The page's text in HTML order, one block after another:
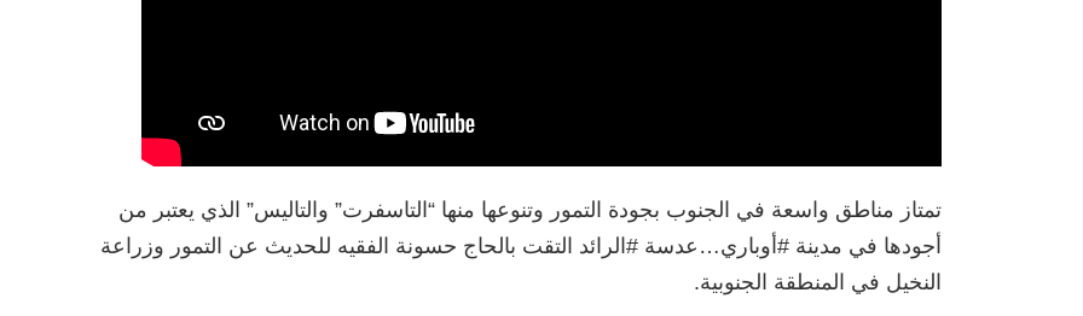
تمتاز مناطق واسعة في الجنوب بجودة التمور وتنوعها منها “التاسفرت” والتاليس” الذي يعتبر من
أجودها في مدينة #أوباري…عدسة #الرائد التقت بالحاج حسونة الفقيه للحديث عن التمور وزراعة
النخيل في المنطقة الجنوبية.